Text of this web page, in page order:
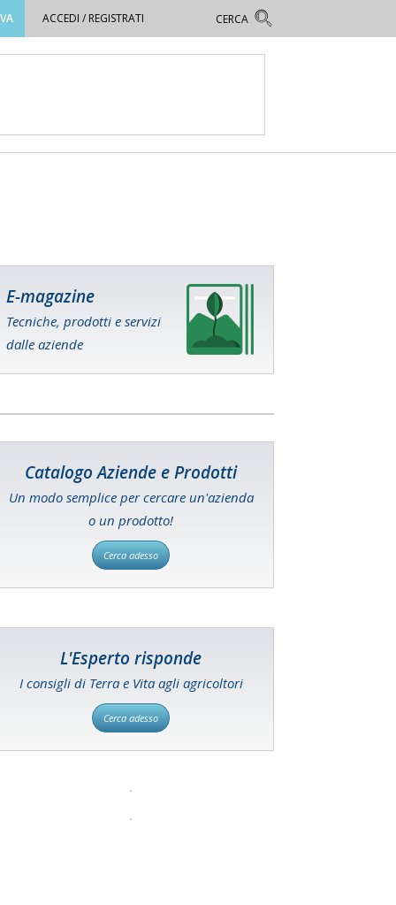
ACCEDI / REGISTRATI
E-magazine
Tecniche, prodotti e servizi
dalle aziende
Catalogo Aziende e Prodotti
Un modo semplice per cercare un'azienda
o un prodotto!
Cerca adesso
L'Esperto risponde
I consigli di Terra e Vita agli agricoltori
Cerca adesso